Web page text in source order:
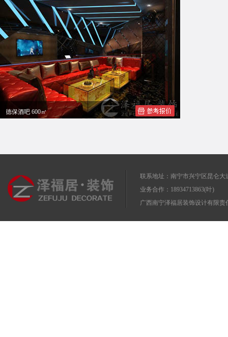
德保酒吧 600㎡
联系地址：南宁市兴宁区昆仑大
业务合作：18934713863(叶)
广西南宁泽福居装饰设计有限